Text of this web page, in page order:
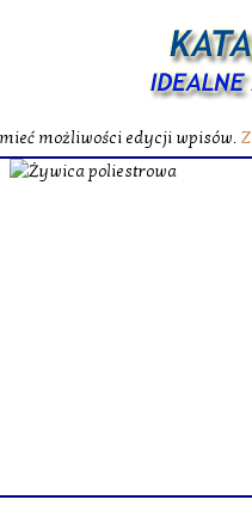
możliwości edycji wpisów.